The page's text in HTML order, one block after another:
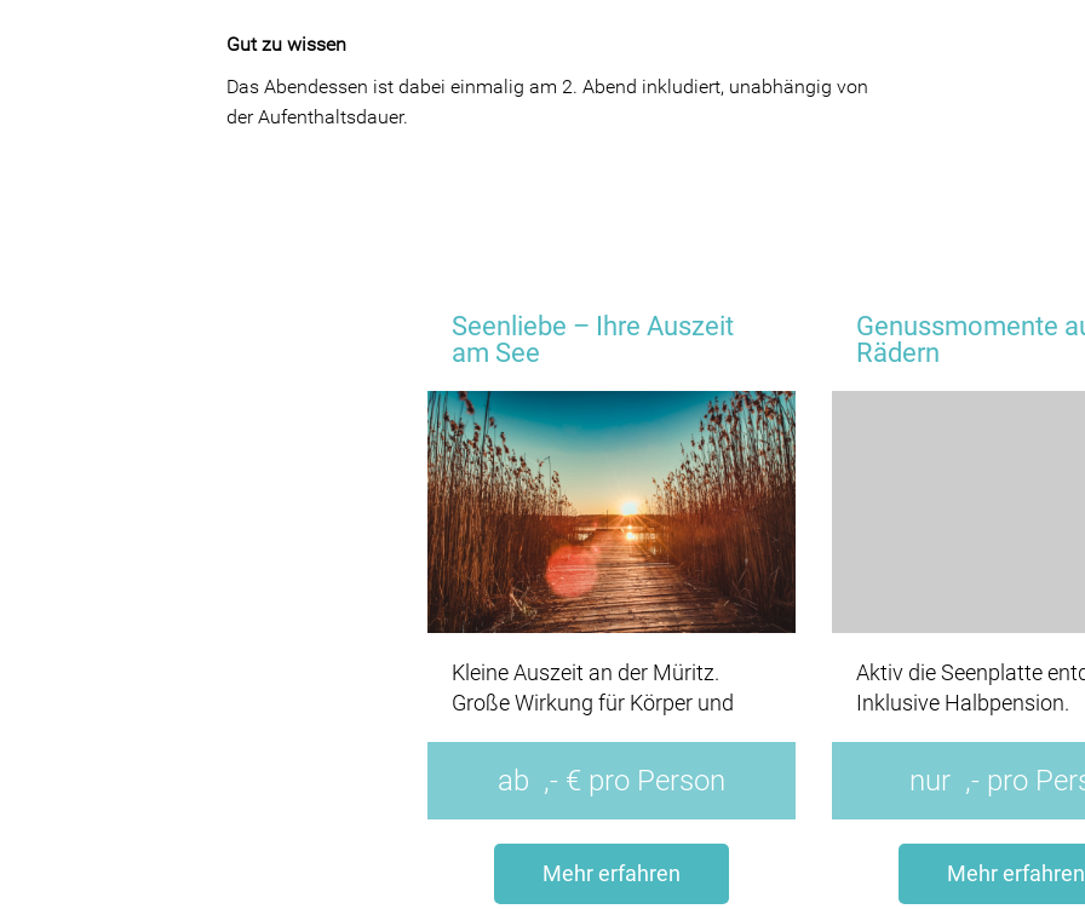
Gut zu wissen
Das Abendessen ist dabei einmalig am 2. Abend inkludiert, unabhängig von
der Aufenthaltsdauer.
Seenliebe – Ihre Auszeit
am See
Kleine Auszeit an der Müritz.
Große Wirkung für Körper und
ab ,- € pro Person
Mehr erfahren
Genussmomente
Rädern
Aktiv die Seenplatte
Inklusive Halbpension.
nur ,- pro
Mehr erfahren